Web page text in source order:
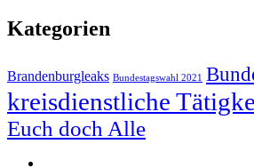
Kategorien
Brandenburgleaks Bundestagswahl 2021
kreisdienstliche
Euch doch Alle